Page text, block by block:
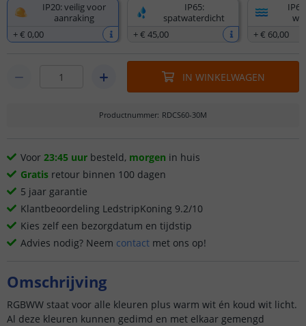
IP20: veilig voor
aanraking
+€ 0,00
IP65:
spatwaterdicht
+€ 45,00
+€ 60,00
IN WINKELWAGEN
Productnummer: RDCS60-30M
Voor 23:45 uur besteld, morgen in huis
Gratis retour binnen 100 dagen
5 jaar garantie
Klantbeoordeling LedstripKoning 9.2/10
Kies zelf een bezorgdatum en tijdstip
Advies nodig? Neem contact met ons op!
Omschrijving
RGBWW staat voor alle kleuren plus warm wit én koud wit licht.
Al deze kleuren kunnen gedimd en met elkaar gemengd